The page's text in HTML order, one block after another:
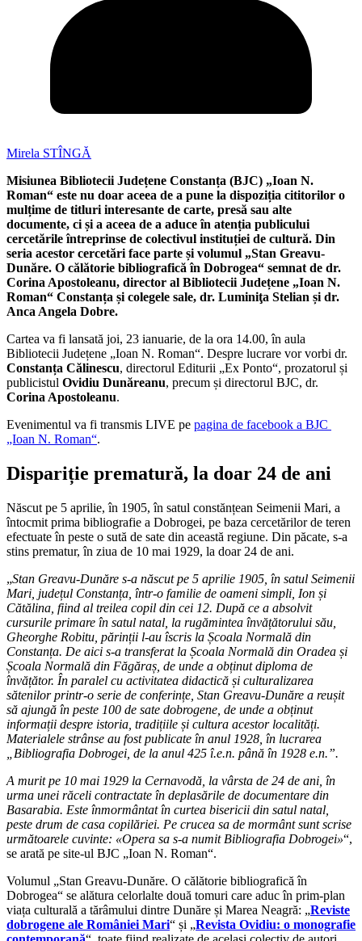
Mirela STÎNGĂ
Misiunea Bibliotecii Județene Constanța (BJC) „Ioan N.
Roman“ este nu doar aceea de a pune la dispoziția cititorilor o
mulțime de titluri interesante de carte, presă sau alte
documente, ci și a aceea de a aduce în atenția publicului
cercetările întreprinse de colectivul instituției de cultură. Din
seria acestor cercetări face parte și volumul „Stan Greavu-
Dunăre. O călătorie bibliografică în Dobrogea“ semnat de dr.
Corina Apostoleanu, director al Bibliotecii Județene „Ioan N.
Roman“ Constanța și colegele sale, dr. Luminiţa Stelian și dr.
Anca Angela Dobre.
Cartea va fi lansată joi, 23 ianuarie, de la ora 14.00, în aula
Bibliotecii Județene „Ioan N. Roman“. Despre lucrare vor vorbi dr.
Constanța Călinescu, directorul Editurii „Ex Ponto“, prozatorul și
publicistul Ovidiu Dunăreanu, precum și directorul BJC, dr.
Corina Apostoleanu.
Evenimentul va fi transmis LIVE pe pagina de facebook a BJC
„Ioan N. Roman“.
Dispariție prematură, la doar 24 de ani
Născut pe 5 aprilie, în 1905, în satul constănțean Seimenii Mari, a
întocmit prima bibliografie a Dobrogei, pe baza cercetărilor de teren
efectuate în peste o sută de sate din această regiune. Din păcate, s-a
stins prematur, în ziua de 10 mai 1929, la doar 24 de ani.
„Stan Greavu-Dunăre s-a născut pe 5 aprilie 1905, în satul Seimenii
Mari, județul Constanța, într-o familie de oameni simpli, Ion și
Cătălina, fiind al treilea copil din cei 12. După ce a absolvit
cursurile primare în satul natal, la rugămintea învățătorului său,
Gheorghe Robitu, părinții l-au îscris la Școala Normală din
Constanța. De aici s-a transferat la Școala Normală din Oradea și
Școala Normală din Făgăraș, de unde a obținut diploma de
învățător. În paralel cu activitatea didactică și culturalizarea
sătenilor printr-o serie de conferințe, Stan Greavu-Dunăre a reușit
să ajungă în peste 100 de sate dobrogene, de unde a obținut
informații despre istoria, tradițiile și cultura acestor localități.
Materialele strânse au fost publicate în anul 1928, în lucrarea
„Bibliografia Dobrogei, de la anul 425 î.e.n. până în 1928 e.n.”.
A murit pe 10 mai 1929 la Cernavodă, la vârsta de 24 de ani, în
urma unei răceli contractate în deplasările de documentare din
Basarabia. Este înmormântat în curtea bisericii din satul natal,
peste drum de casa copilăriei. Pe crucea sa de mormânt sunt scrise
următoarele cuvinte: «Opera sa s-a numit Bibliografia Dobrogei»“,
se arată pe site-ul BJC „Ioan N. Roman“.
Volumul „Stan Greavu-Dunăre. O călătorie bibliografică în
Dobrogea“ se alătura celorlalte două tomuri care aduc în prim-plan
viața culturală a tărâmului dintre Dunăre și Marea Neagră: „Reviste
dobrogene ale României Mari“ și „Revista Ovidiu: o monografie